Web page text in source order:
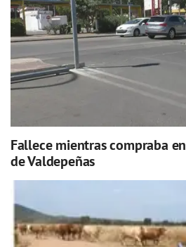
Fallece mientras compraba
de Valdepeñas